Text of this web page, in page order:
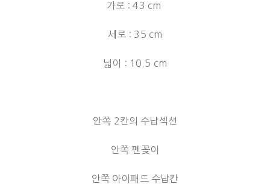
가로 : 43 cm
세로 : 35 cm
넓이 : 10.5 cm
안쪽 2칸의 수납섹션
안쪽 펜꽂이
안쪽 아이패드 수납칸